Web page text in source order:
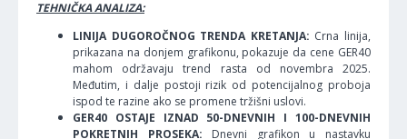
TEHNIČKA ANALIZA:
LINIJA DUGOROČNOG TRENDA KRETANJA: Crna linija,
prikazana na donjem grafikonu, pokazuje da cene GER40
mahom održavaju trend rasta od novembra 2025.
Međutim, i dalje postoji rizik od potencijalnog proboja
ispod te razine ako se promene tržišni uslovi.
GER40 OSTAJE IZNAD 50-DNEVNIH I 100-DNEVNIH
POKRETNIH PROSEKA: Dnevni grafikon u nastavku